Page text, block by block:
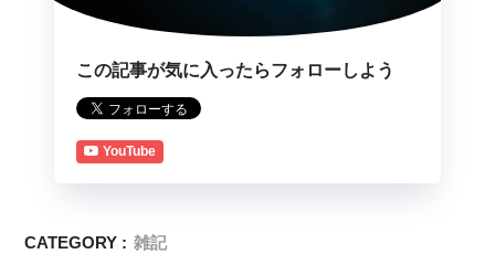
この記事が気に入ったらフォローしよう
YouTube
CATEGORY : 雑記